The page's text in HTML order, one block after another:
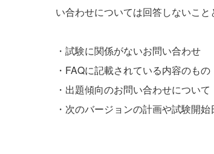
い合わせについては回答しないこと
・試験に関係がないお問い合わせ
・FAQに記載されている内容のもの
・出題傾向のお問い合わせについ
・次のバージョンの計画や試験開始